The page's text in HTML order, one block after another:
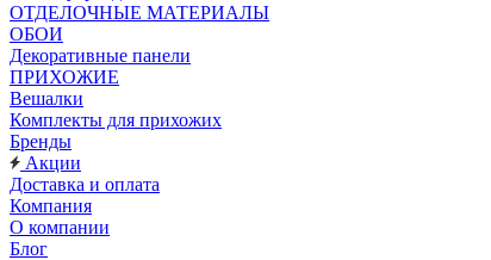
ОТДЕЛОЧНЫЕ МАТЕРИАЛЫ
ОБОИ
Декоративные панели
ПРИХОЖИЕ
Вешалки
Комплекты для прихожих
Бренды
Акции
Доставка и оплата
Компания
О компании
Блог